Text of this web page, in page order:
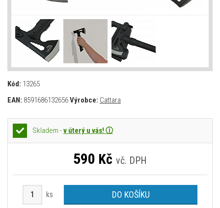
Kód: 13265
EAN: 8591686132656Výrobce: Cattara
Skladem -v úterý u vás! ⓘ
590 Kč vč. DPH
ks DO KOŠÍKU